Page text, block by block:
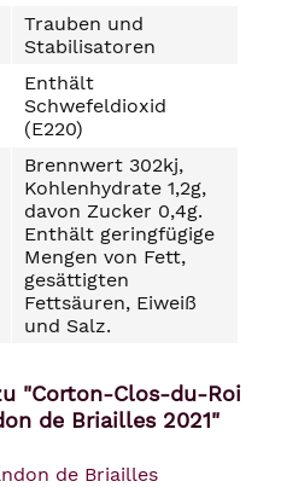
Trauben und
Stabilisatoren
Enthält
Schwefeldioxid
(E220)
Brennwert 302kj,
Kohlenhydrate 1,2g,
davon Zucker 0,4g.
Enthält geringfügige
Mengen von Fett,
gesättigten
Fettsäuren, Eiweiß
und Salz.
"Corton-Clos-du-Roi
de Briailles 2021"
de Briailles